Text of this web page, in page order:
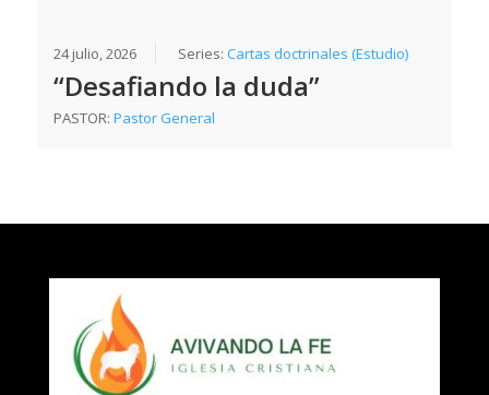
24 julio, 2026 Series:Cartas doctrinales (Estudio)
“Desafiando la duda”
PASTOR:Pastor General